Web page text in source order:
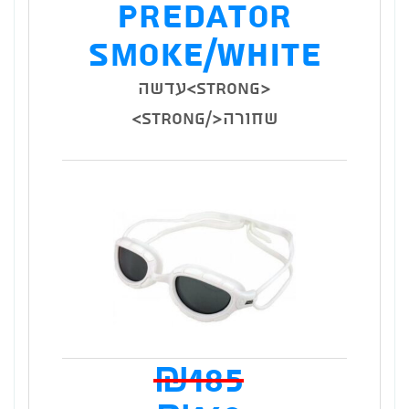
המוצר
Predator
Smoke/White
<strong>עדשה
שחורה</strong>
185
₪